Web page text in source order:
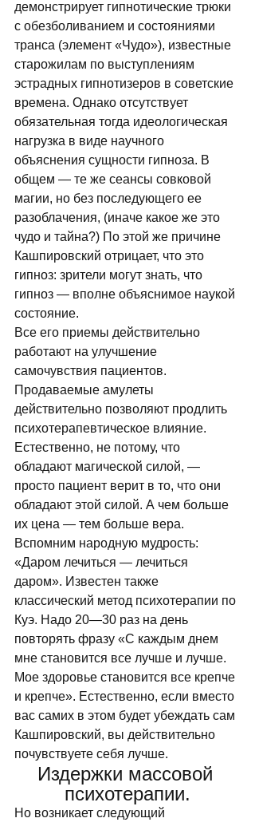
демонстрирует гипнотические трюки
с обезболиванием и состояниями
транса (элемент «Чудо»), известные
старожилам по выступлениям
эстрадных гипнотизеров в советские
времена. Однако отсутствует
обязательная тогда идеологическая
нагрузка в виде научного
объяснения сущности гипноза. В
общем — те же сеансы совковой
магии, но без последующего ее
разоблачения, (иначе какое же это
чудо и тайна?) По этой же причине
Кашпировский отрицает, что это
гипноз: зрители могут знать, что
гипноз — вполне объяснимое наукой
состояние.
Все его приемы действительно
работают на улучшение
самочувствия пациентов.
Продаваемые амулеты
действительно позволяют продлить
психотерапевтическое влияние.
Естественно, не потому, что
обладают магической силой, —
просто пациент верит в то, что они
обладают этой силой. А чем больше
их цена — тем больше вера.
Вспомним народную мудрость:
«Даром лечиться — лечиться
даром». Известен также
классический метод психотерапии по
Куэ. Надо 20—30 раз на день
повторять фразу «С каждым днем
мне становится все лучше и лучше.
Мое здоровье становится все крепче
и крепче». Естественно, если вместо
вас самих в этом будет убеждать сам
Кашпировский, вы действительно
почувствуете себя лучше.
Издержки массовой
психотерапии.
Но возникает следующий